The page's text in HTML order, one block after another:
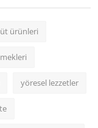
ürünleri
yöresel lezzetler